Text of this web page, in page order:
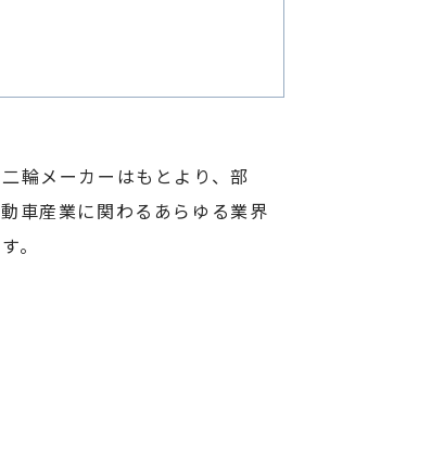
輪メーカーはもとより、部
車産業に関わるあらゆる業界
。